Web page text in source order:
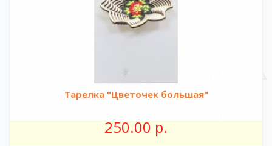
Тарелка "Цветочек большая"
250.00 р.